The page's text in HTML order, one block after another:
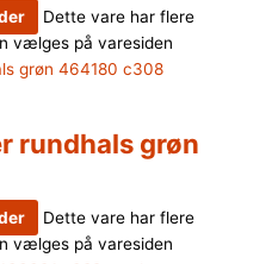
Dette vare har flere
vælges på varesiden
rundhals grøn
Dette vare har flere
vælges på varesiden